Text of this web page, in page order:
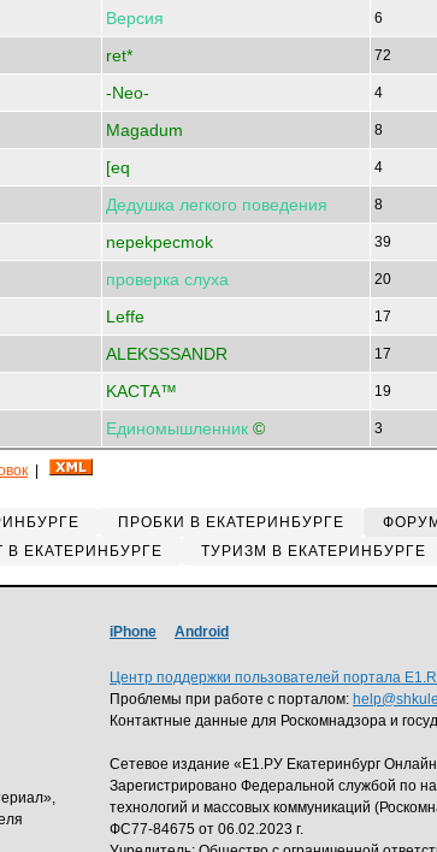
Версия 6
ret* 72
-Neo- 4
Magadum 8
[eq 4
Дедушка легкого поведения 8
nepekpecmok 39
проверка слуха 20
Leffe 17
ALEKSSSANDR 17
KACTA™ 19
Единомышленник © 3
ПРОБКИ В ЕКАТЕРИНБУРГЕ
В ЕКАТЕРИНБУРГЕ ТУРИЗМ В ЕКАТЕРИНБУРГЕ
iPhone Android
Центр поддержки пользователей портала
Проблемы при работе с порталом:
Контактные данные для Роскомнадзора и
Сетевое издание «Е1.РУ Екатеринбург
Зарегистрировано Федеральной службой по
технологий и массовых коммуникаций
ФС77-84675 от 06.02.2023 г.